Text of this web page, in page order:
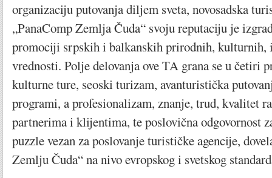
organizaciju putovanja diljem sveta, novosadska
„PanaComp Zemlja Čuda“ svoju reputaciju je
promociji srpskih i balkanskih prirodnih,
vrednosti. Polje delovanja ove TA grana se u četiri
kulturne ture, seoski turizam, avanturistička
programi, a profesionalizam, znanje, trud, kvalitet
partnerima i klijentima, te poslovična odgovornost
puzzle vezan za poslovanje turističke agencije,
Zemlju Čuda“ na nivo evropskog i svetskog